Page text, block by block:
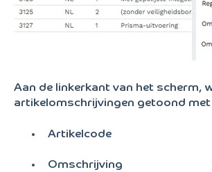
Aan de linkerkant van het scherm,
artikelomschrijvingen getoond
Artikelcode
Omschrijving